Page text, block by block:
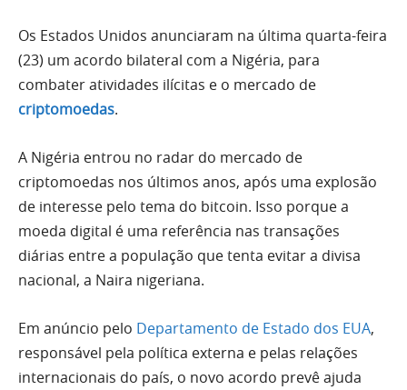
Os Estados Unidos anunciaram na última quarta-feira
(23) um acordo bilateral com a Nigéria, para
combater atividades ilícitas e o mercado de
criptomoedas.
A Nigéria entrou no radar do mercado de
criptomoedas nos últimos anos, após uma explosão
de interesse pelo tema do bitcoin. Isso porque a
moeda digital é uma referência nas transações
diárias entre a população que tenta evitar a divisa
nacional, a Naira nigeriana.
Em anúncio pelo Departamento de Estado dos EUA,
responsável pela política externa e pelas relações
internacionais do país, o novo acordo prevê ajuda